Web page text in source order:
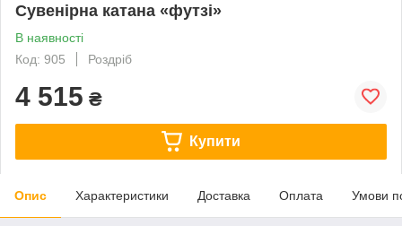
Сувенірна катана «футзі»
В наявності
Код: 905
Роздріб
4 515 ₴
Купити
Опис Характеристики Доставка Оплата Умови